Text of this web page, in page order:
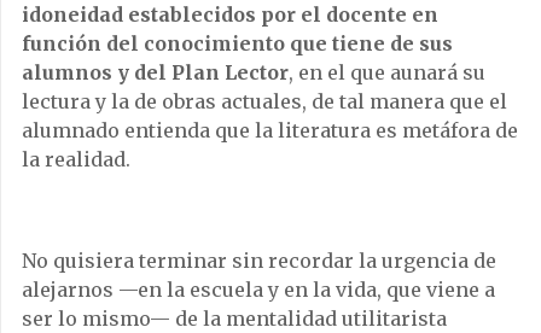
idoneidad establecidos por el docente en
función del conocimiento que tiene de sus
alumnos y del Plan Lector, en el que aunará su
lectura y la de obras actuales, de tal manera que el
alumnado entienda que la literatura es metáfora de
la realidad.
No quisiera terminar sin recordar la urgencia de
alejarnos —en la escuela y en la vida, que viene a
ser lo mismo— de la mentalidad utilitarista